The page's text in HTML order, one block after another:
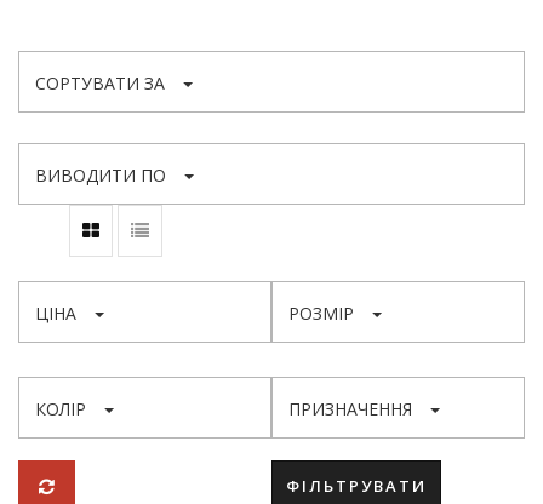
СОРТУВАТИ ЗА
ВИВОДИТИ ПО
ЦІНА РОЗМІР
КОЛІР ПРИЗНАЧЕННЯ
ФІЛЬТРУВАТИ